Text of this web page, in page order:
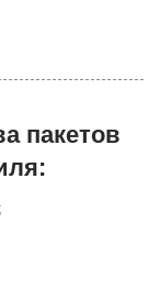
пакетов